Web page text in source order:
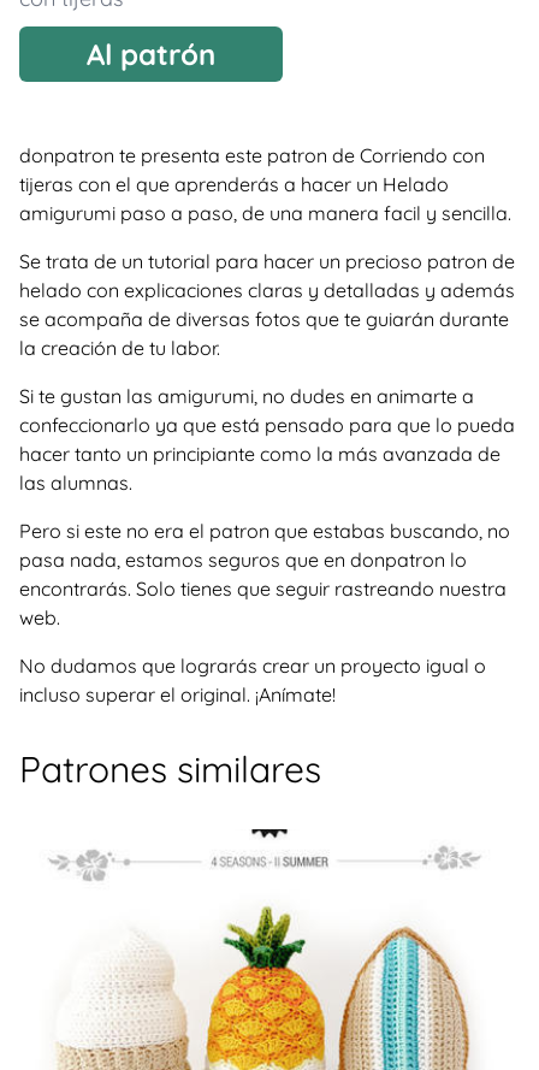
Al patrón
donpatron te presenta este patron de Corriendo con
tijeras con el que aprenderás a hacer un Helado
amigurumi paso a paso, de una manera facil y sencilla.
Se trata de un tutorial para hacer un precioso patron de
helado con explicaciones claras y detalladas y además
se acompaña de diversas fotos que te guiarán durante
la creación de tu labor.
Si te gustan las amigurumi, no dudes en animarte a
confeccionarlo ya que está pensado para que lo pueda
hacer tanto un principiante como la más avanzada de
las alumnas.
Pero si este no era el patron que estabas buscando, no
pasa nada, estamos seguros que en donpatron lo
encontrarás. Solo tienes que seguir rastreando nuestra
web.
No dudamos que lograrás crear un proyecto igual o
incluso superar el original. ¡Anímate!
Patrones similares